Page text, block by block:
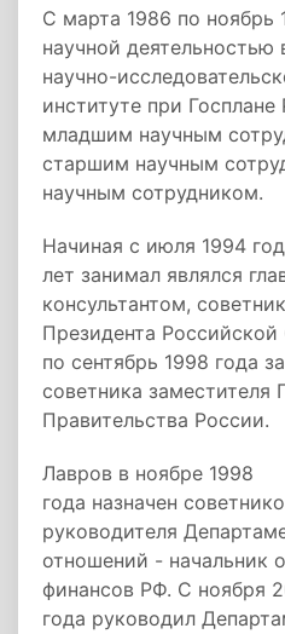
С марта 1986 по ноябрь
научной деятельностью
научно-
институте при
младшим научным
старшим научным
научным сотрудником.
Начиная с июля 1994
лет занимал являлся
консультантом,
Президента
по сентябрь 1998 года
советника заместителя
Правительства России.
Лавров в ноябре 1998
года назначен
руководителя
отношений - начальник
финансов РФ. С ноября
года руководил